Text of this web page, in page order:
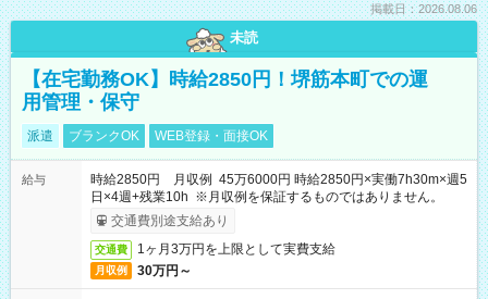
掲載日：2026.08.06
未読
【在宅勤務OK】時給2850円！堺筋本町での運
用管理・保守
派遣 ブランクOK WEB登録・面接OK
給与
時給2850円 月収例 45万6000円 時給2850円×実働7h30m×週5
日×4週+残業10h ※月収例を保証するものではありません。
交通費別途支給あり
交通費 1ヶ月3万円を上限として実費支給
月収例 30万円～